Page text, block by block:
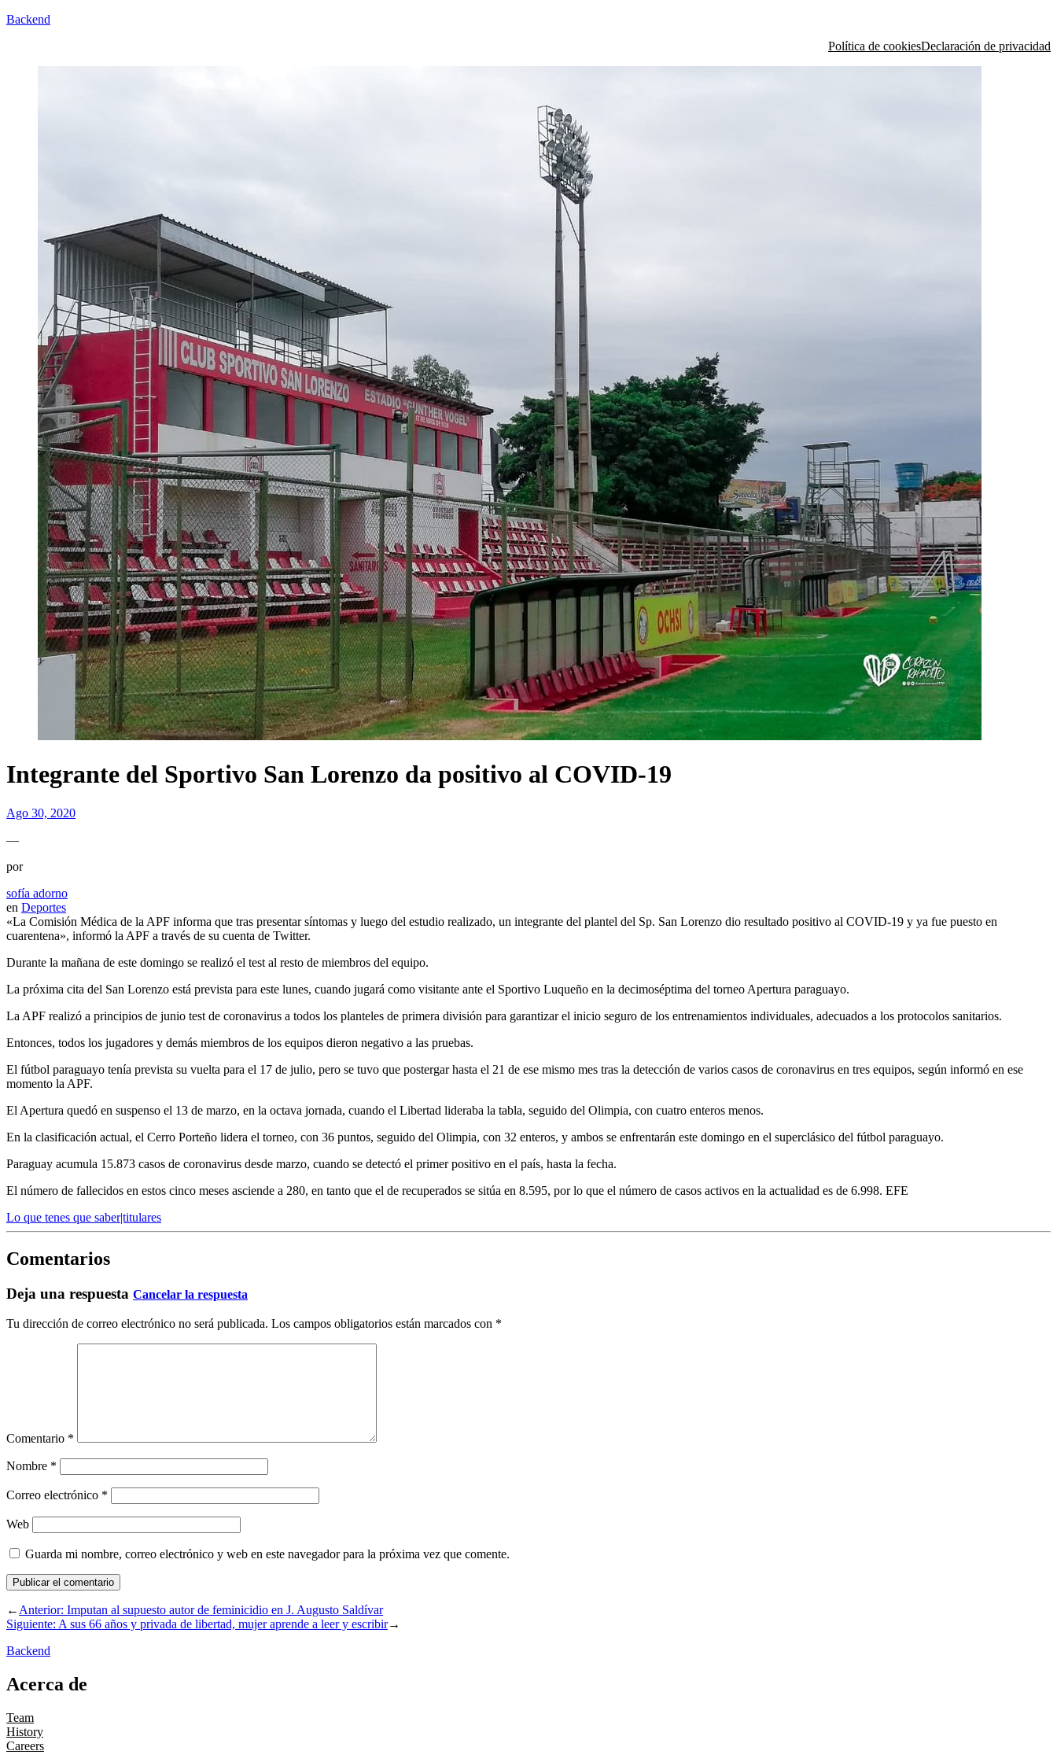
Backend
Política de cookiesDeclaración de privacidad
Integrante del Sportivo San Lorenzo da positivo al COVID-19
Ago 30, 2020
—
por
sofía adorno
en Deportes
«La Comisión Médica de la APF informa que tras presentar síntomas y luego del estudio realizado, un integrante del plantel del Sp. San Lorenzo dio resultado positivo al COVID-19 y ya fue puesto en
cuarentena», informó la APF a través de su cuenta de Twitter.
Durante la mañana de este domingo se realizó el test al resto de miembros del equipo.
La próxima cita del San Lorenzo está prevista para este lunes, cuando jugará como visitante ante el Sportivo Luqueño en la decimoséptima del torneo Apertura paraguayo.
La APF realizó a principios de junio test de coronavirus a todos los planteles de primera división para garantizar el inicio seguro de los entrenamientos individuales, adecuados a los protocolos sanitarios.
Entonces, todos los jugadores y demás miembros de los equipos dieron negativo a las pruebas.
El fútbol paraguayo tenía prevista su vuelta para el 17 de julio, pero se tuvo que postergar hasta el 21 de ese mismo mes tras la detección de varios casos de coronavirus en tres equipos, según informó en ese
momento la APF.
El Apertura quedó en suspenso el 13 de marzo, en la octava jornada, cuando el Libertad lideraba la tabla, seguido del Olimpia, con cuatro enteros menos.
En la clasificación actual, el Cerro Porteño lidera el torneo, con 36 puntos, seguido del Olimpia, con 32 enteros, y ambos se enfrentarán este domingo en el superclásico del fútbol paraguayo.
Paraguay acumula 15.873 casos de coronavirus desde marzo, cuando se detectó el primer positivo en el país, hasta la fecha.
El número de fallecidos en estos cinco meses asciende a 280, en tanto que el de recuperados se sitúa en 8.595, por lo que el número de casos activos en la actualidad es de 6.998. EFE
Lo que tenes que saber|titulares
Comentarios
Deja una respuesta Cancelar la respuesta
Tu dirección de correo electrónico no será publicada. Los campos obligatorios están marcados con *
Comentario *
Nombre *
Correo electrónico *
Web
Guarda mi nombre, correo electrónico y web en este navegador para la próxima vez que comente.
←Anterior: Imputan al supuesto autor de feminicidio en J. Augusto Saldívar
Siguiente: A sus 66 años y privada de libertad, mujer aprende a leer y escribir→
Backend
Acerca de
Team
History
Careers